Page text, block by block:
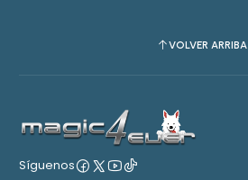
VOLVER ARRIBA
Síguenos